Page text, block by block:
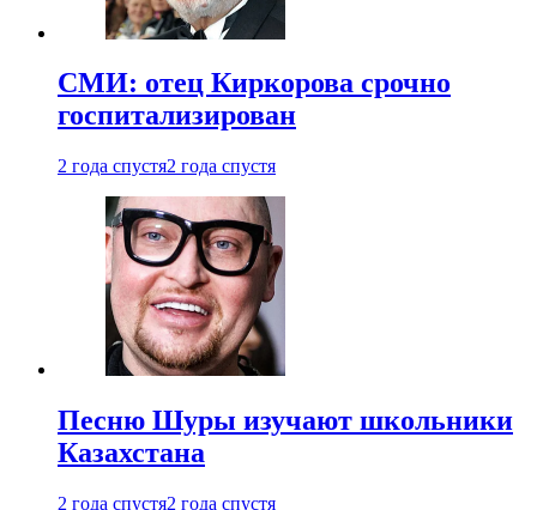
СМИ: отец Киркорова срочно
госпитализирован
2 года спустя2 года спустя
Песню Шуры изучают школьники
Казахстана
2 года спустя2 года спустя